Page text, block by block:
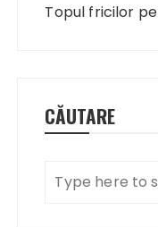
Topul fricilor
CĂUTARE